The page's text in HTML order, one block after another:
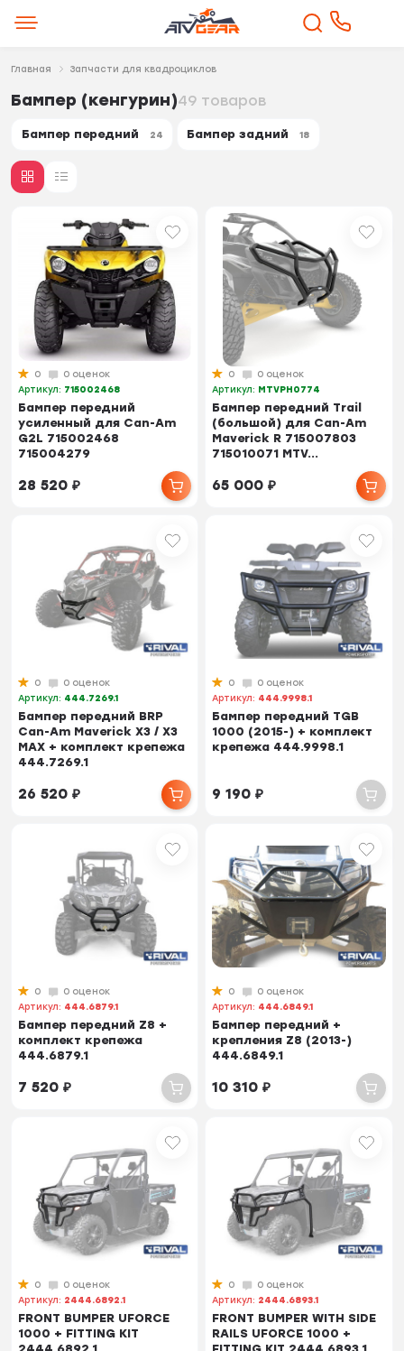
Главная Запчасти для квадроциклов
Бампер (кенгурин)49 товаров
Бампер передний 24 Бампер задний 18
0
0 оценок
Артикул: 715002468
Бампер передний
усиленный для Can-Am
G2L 715002468
715004279
28 520₽
0
0 оценок
Артикул: MTVPH0774
Бампер передний Trail
(большой) для Can-Am
Maverick R 715007803
715010071 MTV...
65 000₽
0
0 оценок
Артикул: 444.7269.1
Бампер передний BRP
Can-Am Maverick X3 / X3
MAX + комплект крепежа
444.7269.1
26 520₽
0
0 оценок
Артикул: 444.9998.1
Бампер передний TGB
1000 (2015-) + комплект
крепежа 444.9998.1
9 190₽
0
0 оценок
Артикул: 444.6879.1
Бампер передний Z8 +
комплект крепежа
444.6879.1
7 520₽
0
0 оценок
Артикул: 444.6849.1
Бампер передний +
крепления Z8 (2013-)
444.6849.1
10 310₽
0
0 оценок
Артикул: 2444.6892.1
FRONT BUMPER UFORCE
1000 + FITTING KIT
0
0 оценок
Артикул: 2444.6893.1
FRONT BUMPER WITH SIDE
RAILS UFORCE 1000 +